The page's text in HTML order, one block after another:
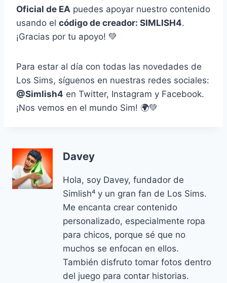
Oficial de EA puedes apoyar nuestro contenido
usando el código de creador: SIMLISH4.
¡Gracias por tu apoyo! 💚
Para estar al día con todas las novedades de
Los Sims, síguenos en nuestras redes sociales:
@Simlish4 en Twitter, Instagram y Facebook.
¡Nos vemos en el mundo Sim! 🌍💚
Davey
Hola, soy Davey, fundador de
Simlish⁴ y un gran fan de Los Sims.
Me encanta crear contenido
personalizado, especialmente ropa
para chicos, porque sé que no
muchos se enfocan en ellos.
También disfruto tomar fotos dentro
del juego para contar historias.